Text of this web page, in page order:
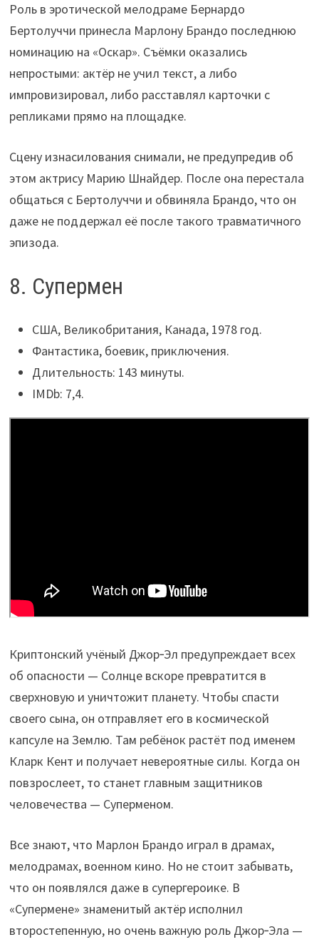
Роль в эротической мелодраме Бернардо
Бертолуччи принесла Марлону Брандо последнюю
номинацию на «Оскар». Съёмки оказались
непростыми: актёр не учил текст, а либо
импровизировал, либо расставлял карточки с
репликами прямо на площадке.
Сцену изнасилования снимали, не предупредив об
этом актрису Марию Шнайдер. После она перестала
общаться с Бертолуччи и обвиняла Брандо, что он
даже не поддержал её после такого травматичного
эпизода.
8. Супермен
США, Великобритания, Канада, 1978 год.
Фантастика, боевик, приключения.
Длительность: 143 минуты.
IMDb: 7,4.
Криптонский учёный Джор‑Эл предупреждает всех
об опасности — Солнце вскоре превратится в
сверхновую и уничтожит планету. Чтобы спасти
своего сына, он отправляет его в космической
капсуле на Землю. Там ребёнок растёт под именем
Кларк Кент и получает невероятные силы. Когда он
повзрослеет, то станет главным защитников
человечества — Суперменом.
Все знают, что Марлон Брандо играл в драмах,
мелодрамах, военном кино. Но не стоит забывать,
что он появлялся даже в супергероике. В
«Супермене» знаменитый актёр исполнил
второстепенную, но очень важную роль Джор‑Эла —